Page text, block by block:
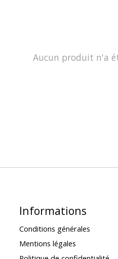
Aucun produit n'a
Informations
Conditions générales
Mentions légales